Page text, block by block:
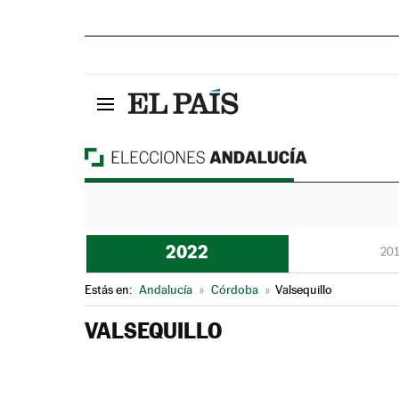
2022
Estás en: Andalucía » Córdoba » Valsequillo
VALSEQUILLO